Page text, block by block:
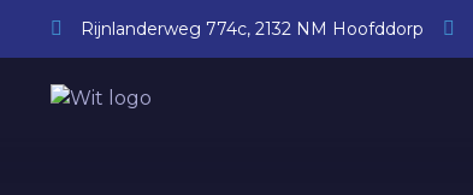
Rijnlanderweg 774c, 2132 NM Hoofddorp